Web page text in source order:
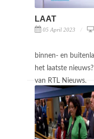
LAAT
05 April 2023
binnen- en
het laatste
van RTL Nieuws.